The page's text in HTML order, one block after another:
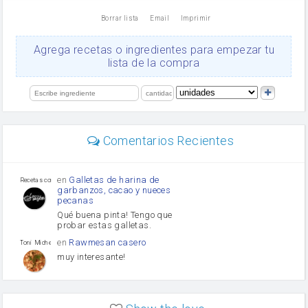
Ajos
orégano
limón
Borrar lista Email Imprimir
Agrega recetas o ingredientes para empezar tu
lista de la compra
Comentarios Recientes
Recetas con sazon
en Galletas de harina de
garbanzos, cacao y nueces
pecanas
Qué buena pinta! Tengo que
probar estas galletas.
Toni Michel Caubet
en Rawmesan casero
muy interesante!
enLasaña casera fácil y